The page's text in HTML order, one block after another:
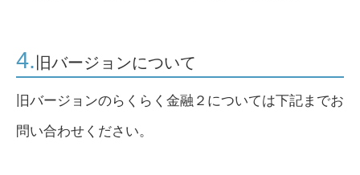
4. 旧バージョンについて
旧バージョンのらくらく金融２については下記までお
問い合わせください。